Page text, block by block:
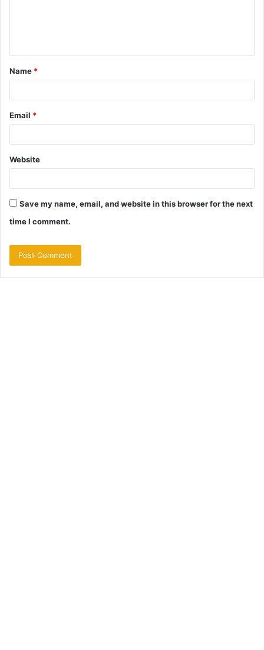
t
*
Name *
Email *
Website
Save my name, email, and website in this browser for the next
time I comment.